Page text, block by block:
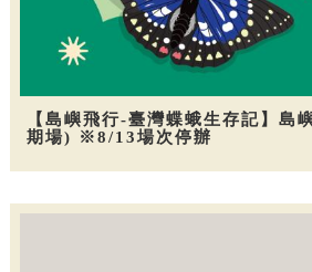
【島嶼飛行-臺灣蝶蛾生存記】島
期場) ※8/13場次停辦